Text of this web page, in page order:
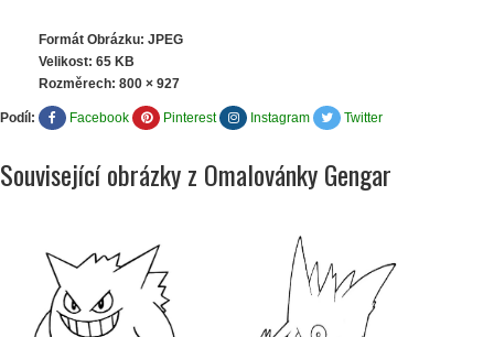
Formát Obrázku: JPEG
Velikost: 65 KB
Rozměrech: 800 × 927
Podíl: Facebook Pinterest Instagram Twitter
Související obrázky z Omalovánky Gengar